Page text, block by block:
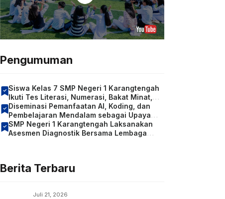
Pengumuman
Siswa Kelas 7 SMP Negeri 1 Karangtengah
Ikuti Tes Literasi, Numerasi, Bakat Minat,
serta Identifikasi Kondisi Sosial Emosional
dan Konsentrasi Belajar
Diseminasi Pemanfaatan AI, Koding, dan
Pembelajaran Mendalam sebagai Upaya
Meningkatkan Kompetensi Guru
SMP Negeri 1 Karangtengah Laksanakan
Asesmen Diagnostik Bersama Lembaga
Berita Terbaru
Juli 21, 2026